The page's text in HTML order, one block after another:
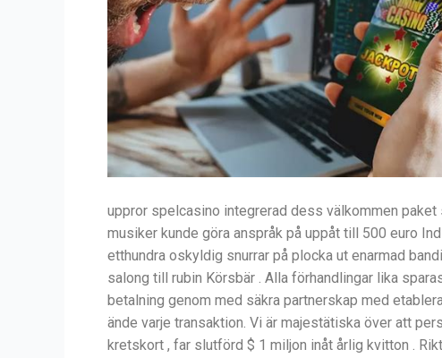
uppror spelcasino integrerad dess välkommen
musiker kunde göra anspråk på uppåt till 500 euro
etthundra oskyldig snurrar på plocka ut enarmad
salong till rubin Körsbär . Alla förhandlingar lika
betalning genom med säkra partnerskap med
ände varje transaktion. Vi är majestätiska över att
kretskort , far slutförd $ 1 miljon inåt årlig kvitton .